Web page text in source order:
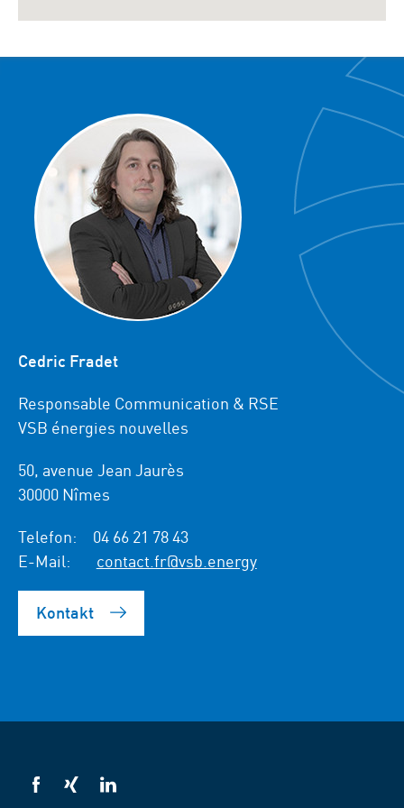
Cedric Fradet
Responsable Communication & RSE
VSB énergies nouvelles
50, avenue Jean Jaurès
30000 Nîmes
Telefon:
04 66 21 78 43
E-Mail:
contact.fr@vsb.energy
Kontakt
VSB
VSB
VSB